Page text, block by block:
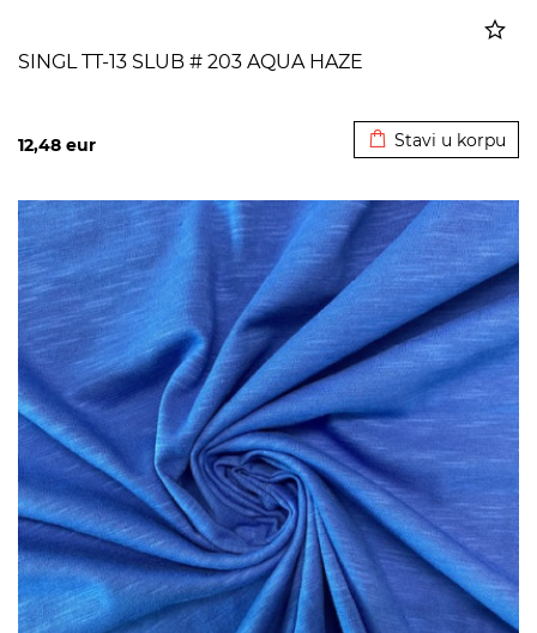
SINGL TT-13 SLUB # 203 AQUA HAZE
12,48 eur Stavi u korpu